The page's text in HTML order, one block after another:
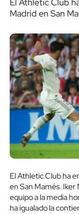
Madrid en San
El Athletic Club ha
en San Mamés.
equipo a la media
ha igualado la